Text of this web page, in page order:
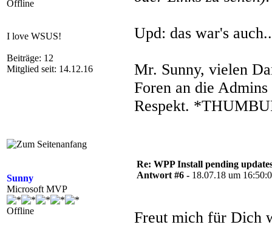
Offline
I love WSUS!
Beiträge: 12
Mitglied seit: 14.12.16
Upd: das war's
Mr. Sunny, vielen
Foren an die
Respekt.
Sunny
Microsoft MVP
Offline
Re: WPP Install pending
Antwort #6 - 18.07.18 um
Freut mich für Dich